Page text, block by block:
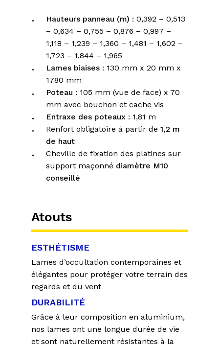
Hauteurs panneau (m) : 0,392 – 0,513
– 0,634 – 0,755 – 0,876 – 0,997 –
1,118 – 1,239 – 1,360 – 1,481 – 1,602 –
1,723 – 1,844 – 1,965
Lames biaises : 130 mm x 20 mm x
1780 mm
Poteau : 105 mm (vue de face) x 70
mm avec bouchon et cache vis
Entraxe des poteaux : 1,81 m
Renfort obligatoire à partir de 1,2 m
de haut
Cheville de fixation des platines sur
support maçonné diamètre M10
conseillé
Atouts
ESTHÉTISME
Lames d’occultation contemporaines et
élégantes pour protéger votre terrain des
regards et du vent
DURABILITÉ
Grâce à leur composition en aluminium,
nos lames ont une longue durée de vie
et sont naturellement résistantes à la